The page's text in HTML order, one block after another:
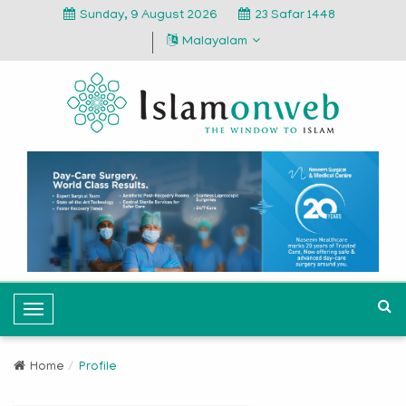
Sunday, 9 August 2026
23 Safar 1448
Malayalam
T
o
Home Profile